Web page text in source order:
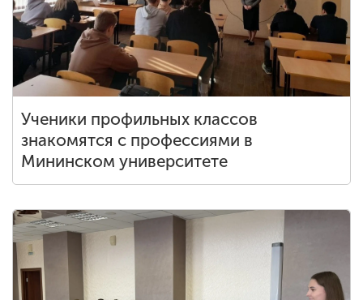
Ученики профильных классов
знакомятся с профессиями в
Мининском университете